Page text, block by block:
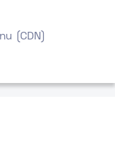
(CDN)